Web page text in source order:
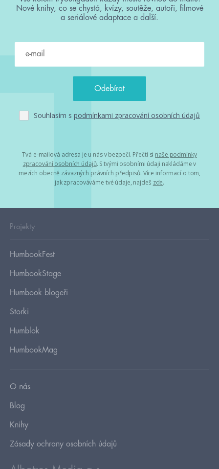
Nové knihy, co se chystá, kvízy, soutěže, autoři, filmové
a seriálové adaptace a další.
Souhlasím s podmínkami zpracování osobních údajů
Tvá e-mailová adresa je u nás v bezpečí. Přečti si naše podmínky
zpracování osobních údajů. S tvými osobními údaji nakládáme v
mezích obecně závazných právních předpisů. Více informací o tom,
jak zpracováváme tvé údaje, najdeš zde.
Projekty
HumbookFest
HumbookStage
Humbook blogeři
Storki
Humblok
HumbookMag
O nás
Blog
Knihy
Zásady ochrany osobních údajů